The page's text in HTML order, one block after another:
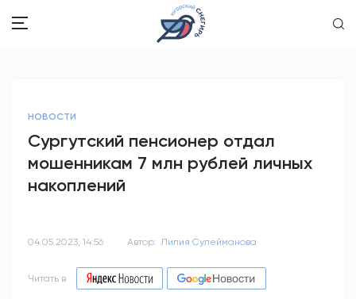
ОБРАЗОВАНИЕ
КУЛЬТУРА
СПОРТ
НОВОСТИ
Сургутский пенсионер отдал
мошенникам 7 млн рублей личных
накоплений
04.05.2023, 14:56 Автор: Лилия Сулейманова
Читать в